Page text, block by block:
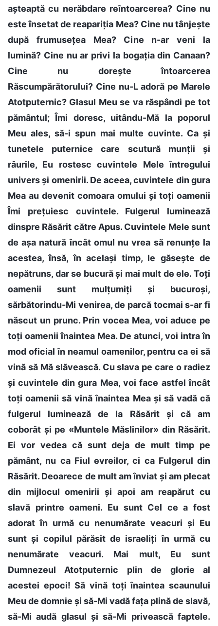
așteaptă cu nerăbdare reîntoarcerea? Cine nu
este însetat de reapariția Mea? Cine nu tânjește
după frumusețea Mea? Cine n-ar veni la
lumină? Cine nu ar privi la bogația din Canaan?
Cine nu dorește întoarcerea
Răscumpărătorului? Cine nu-L adoră pe Marele
Atotputernic? Glasul Meu se va răspândi pe tot
pământul; Îmi doresc, uitându-Mă la poporul
Meu ales, să-i spun mai multe cuvinte. Ca și
tunetele puternice care scutură munții și
râurile, Eu rostesc cuvintele Mele întregului
univers și omenirii. De aceea, cuvintele din gura
Mea au devenit comoara omului și toți oamenii
Îmi prețuiesc cuvintele. Fulgerul luminează
dinspre Răsărit către Apus. Cuvintele Mele sunt
de așa natură încât omul nu vrea să renunțe la
acestea, însă, în același timp, le găsește de
nepătruns, dar se bucură și mai mult de ele. Toți
oamenii sunt mulțumiți și bucuroși,
sărbătorindu-Mi venirea, de parcă tocmai s-ar fi
născut un prunc. Prin vocea Mea, voi aduce pe
toți oamenii înaintea Mea. De atunci, voi intra în
mod oficial în neamul oamenilor, pentru ca ei să
vină să Mă slăvească. Cu slava pe care o radiez
și cuvintele din gura Mea, voi face astfel încât
toți oamenii să vină înaintea Mea și să vadă că
fulgerul luminează de la Răsărit și că am
coborât și pe «Muntele Măslinilor» din Răsărit.
Ei vor vedea că sunt deja de mult timp pe
pământ, nu ca Fiul evreilor, ci ca Fulgerul din
Răsărit. Deoarece de mult am înviat și am plecat
din mijlocul omenirii și apoi am reapărut cu
slavă printre oameni. Eu sunt Cel ce a fost
adorat în urmă cu nenumărate veacuri și Eu
sunt și copilul părăsit de israeliți în urmă cu
nenumărate veacuri. Mai mult, Eu sunt
Dumnezeul Atotputernic plin de glorie al
acestei epoci! Să vină toți înaintea scaunului
Meu de domnie și să-Mi vadă fața plină de slavă,
să-Mi audă glasul și să-Mi privească faptele.